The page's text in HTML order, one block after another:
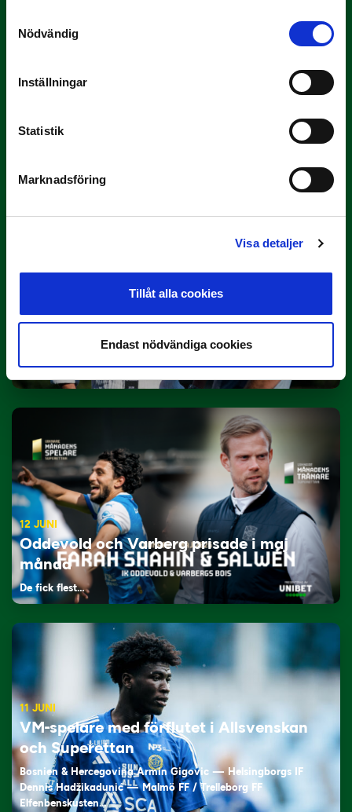
Nödvändig
Inställningar
Statistik
Marknadsföring
Visa detaljer
Tillåt alla cookies
Endast nödvändiga cookies
Rösta på Månadens Tränare i juni
Lagerlöf tar över i Sandvikens IF
12 JUNI
Oddevold och Varberg prisade i maj
månad
De fick flest…
11 JUNI
VM-spelare med förflutet i Allsvenskan
och Superettan
Bosnien & Hercegovina Armin Gigovic — Helsingborgs IF
Dennis Hadžikadunić — Malmö FF / Trelleborg FF
Elfenbenskusten…